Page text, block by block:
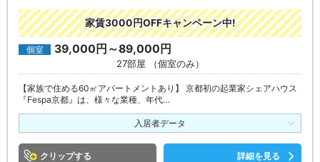
家賃3000円OFFキャンペーン中!
個室 39,000円～89,000円
27部屋 （個室のみ）
【家族で住める60㎡アパートメントあり】 京都初の起業家シェアハウス
『Fespa京都』は、様々な業種、年代…
入居者データ
クリップ 詳細を見る